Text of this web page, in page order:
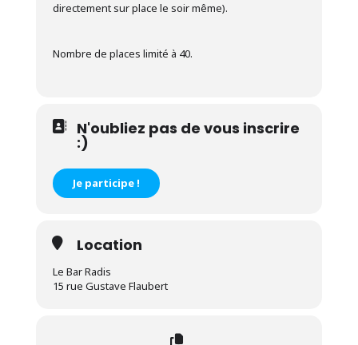
directement sur place le soir même).
Nombre de places limité à 40.
N'oubliez pas de vous inscrire
:)
Je participe !
Location
Le Bar Radis
15 rue Gustave Flaubert